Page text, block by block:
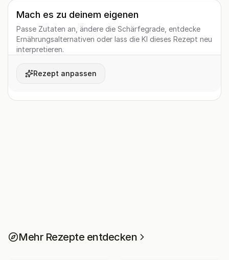
Mach es zu deinem eigenen
Passe Zutaten an, ändere die Schärfegrade, entdecke
Ernährungsalternativen oder lass die KI dieses Rezept neu
interpretieren.
Rezept anpassen
Mehr Rezepte entdecken